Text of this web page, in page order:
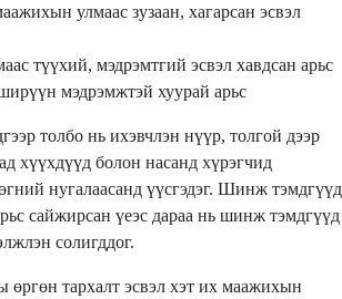
улмаас зузаан, хагарсан эсвэл
түүхий, мэдрэмтгий эсвэл хавдсан арьс
мэдрэмжтэй хуурай арьс
толбо нь ихэвчлэн нүүр, толгой дээр
хүүхдүүд болон насанд хүрэгчид
нугалаасанд үүсгэдэг. Шинж тэмдгүүд
сайжирсан үеэс дараа нь шинж тэмдгүүд
солигддог.
өргөн тархалт эсвэл хэт их маажихын